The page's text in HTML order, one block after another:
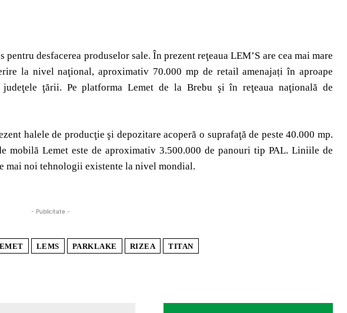
desfacerea produselor sale. În prezent reţeaua LEM’S are cea mai mare
rire la nivel naţional, aproximativ 70.000 mp de retail amenajați în aproape
judeţele ţării. Pe platforma Lemet de la Brebu şi în reţeaua naţională de
halele de producţie şi depozitare acoperă o suprafaţă de peste 40.000 mp.
mobilă Lemet este de aproximativ 3.500.000 de panouri tip PAL. Liniile de
mai noi tehnologii existente la nivel mondial.
- Publicitate -
LEMS PARKLAKE RIZEA TITAN